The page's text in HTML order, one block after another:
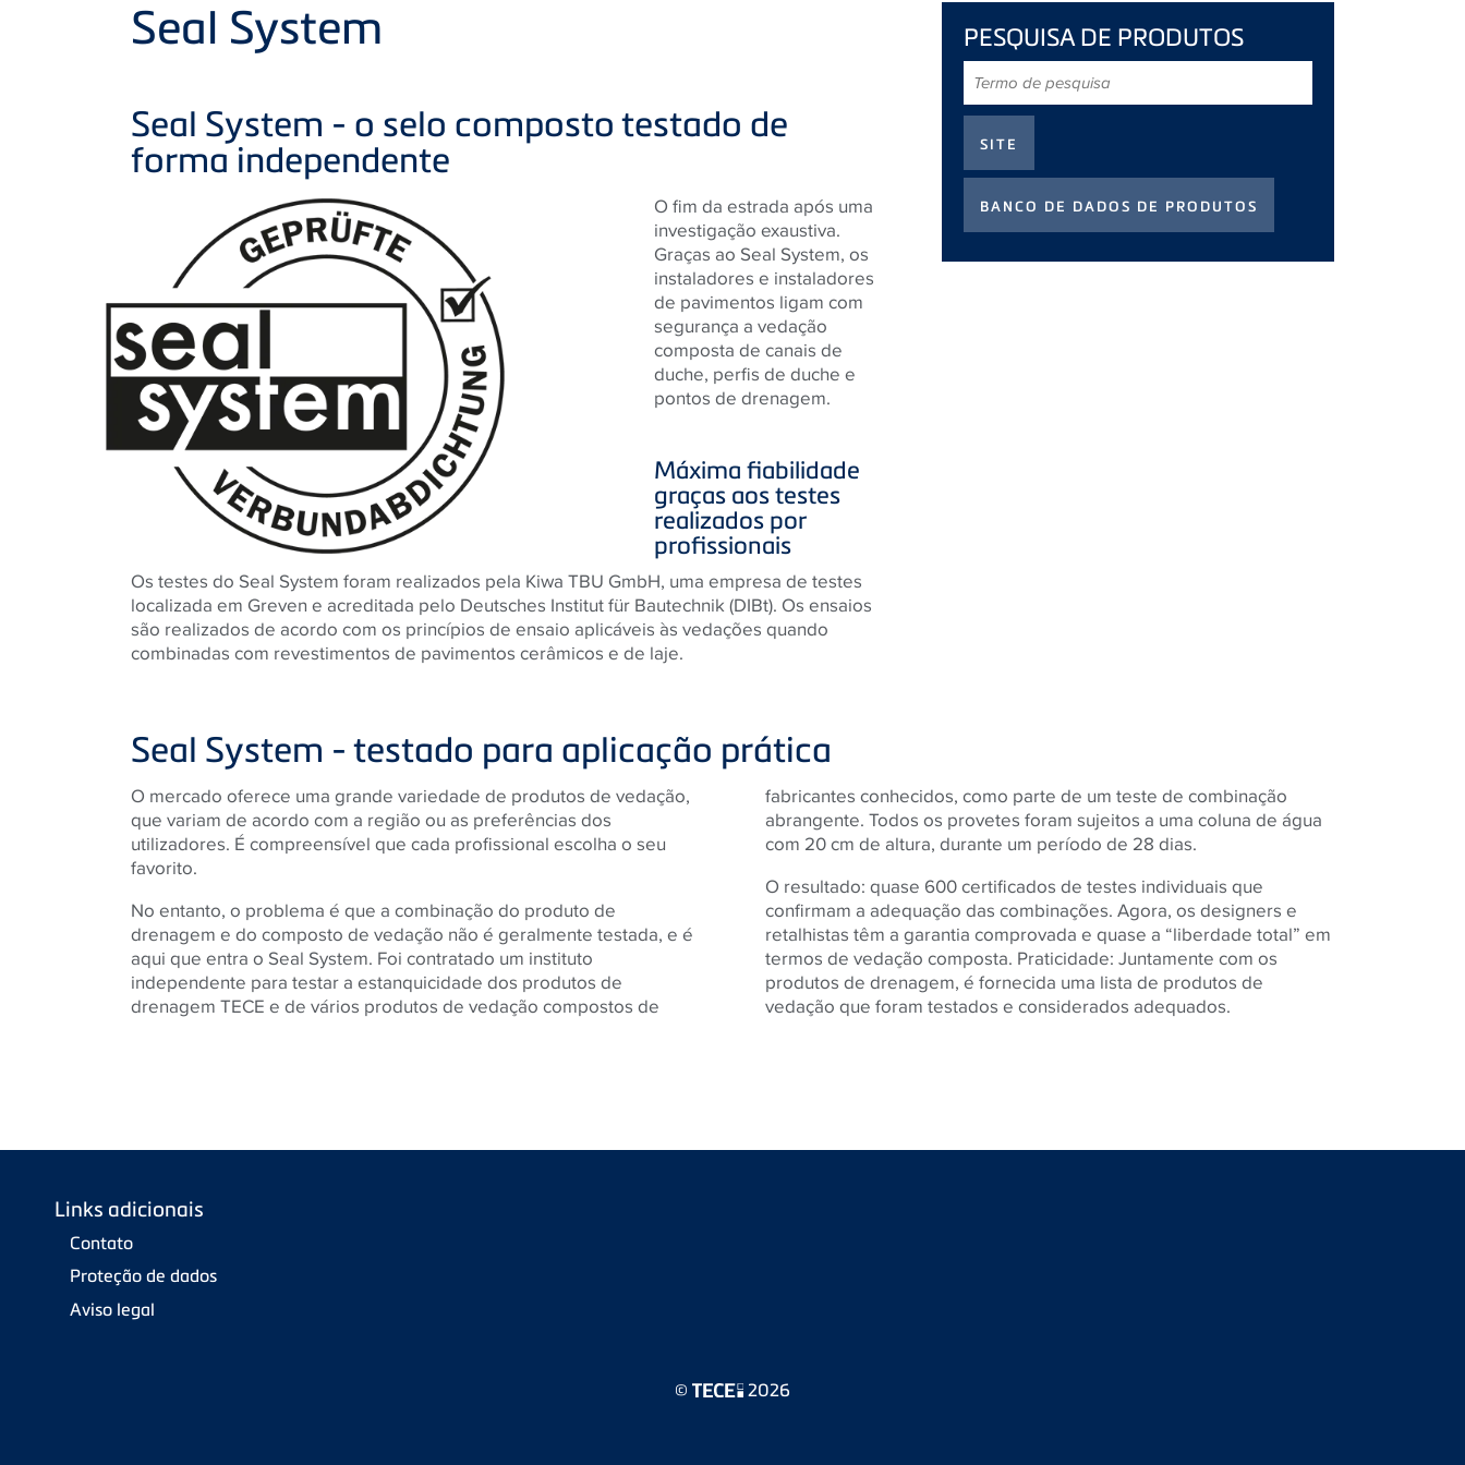
Seal System
Seal System - o selo composto testado de
forma independente
O fim da estrada após uma
investigação exaustiva.
Graças ao Seal System, os
instaladores e instaladores
de pavimentos ligam com
segurança a vedação
composta de canais de
duche, perfis de duche e
pontos de drenagem.
Máxima fiabilidade
graças aos testes
realizados por
profissionais
Os testes do Seal System foram realizados pela Kiwa TBU GmbH, uma empresa de testes
localizada em Greven e acreditada pelo Deutsches Institut für Bautechnik (DIBt). Os ensaios
são realizados de acordo com os princípios de ensaio aplicáveis ​​às vedações quando
combinadas com revestimentos de pavimentos cerâmicos e de laje.
PESQUISA DE PRODUTOS
de
pesquisa
Seal System - testado para aplicação prática
O mercado oferece uma grande variedade de produtos de vedação,
que variam de acordo com a região ou as preferências dos
utilizadores. É compreensível que cada profissional escolha o seu
favorito.
No entanto, o problema é que a combinação do produto de
drenagem e do composto de vedação não é geralmente testada, e é
aqui que entra o Seal System. Foi contratado um instituto
independente para testar a estanquicidade dos produtos de
drenagem TECE e de vários produtos de vedação compostos de
fabricantes conhecidos, como parte de um teste de combinação
abrangente. Todos os provetes foram sujeitos a uma coluna de água
com 20 cm de altura, durante um período de 28 dias.
O resultado: quase 600 certificados de testes individuais que
confirmam a adequação das combinações. Agora, os designers e
retalhistas têm a garantia comprovada e quase a “liberdade total” em
termos de vedação composta. Praticidade: Juntamente com os
produtos de drenagem, é fornecida uma lista de produtos de
vedação que foram testados e considerados adequados.
Links adicionais
Contato
Proteção de dados
Aviso legal
© 2026